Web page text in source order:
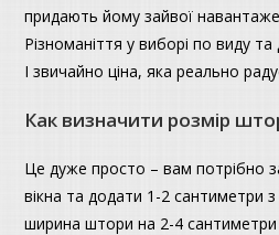
придають йому зайвої
Різноманіття у виборі по виду та
І звичайно ціна, яка реально
Как визначити розмір
Це дуже просто – вам потрібно
вікна та додати 1-2 сантиметри
ширина штори на 2-4